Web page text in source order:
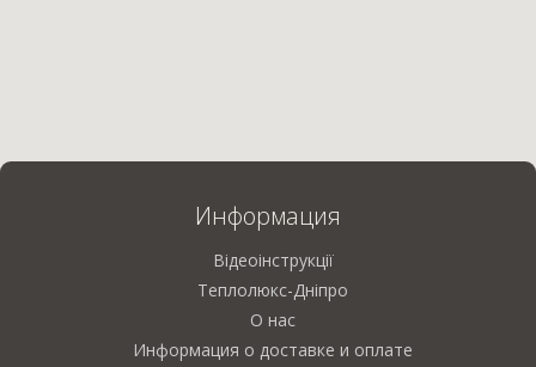
Информация
Відеоінструкції
Теплолюкс-Дніпро
О нас
Информация о доставке и оплате